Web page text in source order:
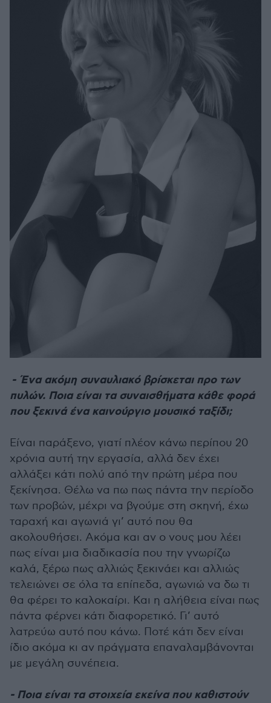
- Ένα ακόμη συναυλιακό βρίσκεται προ των
πυλών. Ποια είναι τα συναισθήματα κάθε φορά
που ξεκινά ένα καινούργιο μουσικό ταξίδι;
Είναι παράξενο, γιατί πλέον κάνω περίπου 20
χρόνια αυτή την εργασία, αλλά δεν έχει
αλλάξει κάτι πολύ από την πρώτη μέρα που
ξεκίνησα. Θέλω να πω πως πάντα την περίοδο
των προβών, μέχρι να βγούμε στη σκηνή, έχω
ταραχή και αγωνιά γι’ αυτό που θα
ακολουθήσει. Ακόμα και αν ο νους μου λέει
πως είναι μια διαδικασία που την γνωρίζω
καλά, ξέρω πως αλλιώς ξεκινάει και αλλιώς
τελειώνει σε όλα τα επίπεδα, αγωνιώ να δω τι
θα φέρει το καλοκαίρι. Και η αλήθεια είναι πως
πάντα φέρνει κάτι διαφορετικό. Γι’ αυτό
λατρεύω αυτό που κάνω. Ποτέ κάτι δεν είναι
ίδιο ακόμα κι αν πράγματα επαναλαμβάνονται
με μεγάλη συνέπεια.
- Ποια είναι τα στοιχεία εκείνα που καθιστούν